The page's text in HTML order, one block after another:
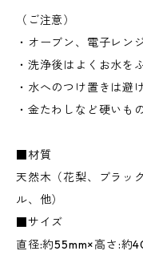
（ご注意）
・オーブン、電子レン
・洗浄後はよくお水を
・水へのつけ置きは避
・金たわしなど硬いも
■材質
天然木（花梨、ブラッ
ル、他）
■サイズ
直径:約55mm×高さ:約